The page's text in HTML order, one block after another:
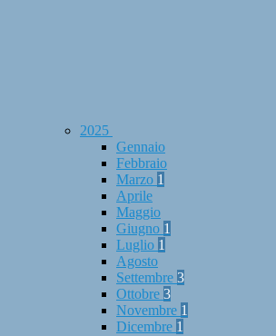
2025
Gennaio
Febbraio
Marzo 1
Aprile
Maggio
Giugno 1
Luglio 1
Agosto
Settembre 3
Ottobre 3
Novembre 1
Dicembre 1